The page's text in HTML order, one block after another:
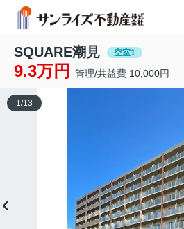
SQUARE潮見 空室1
9.3万円 管理/共益費 10,000円
1/13